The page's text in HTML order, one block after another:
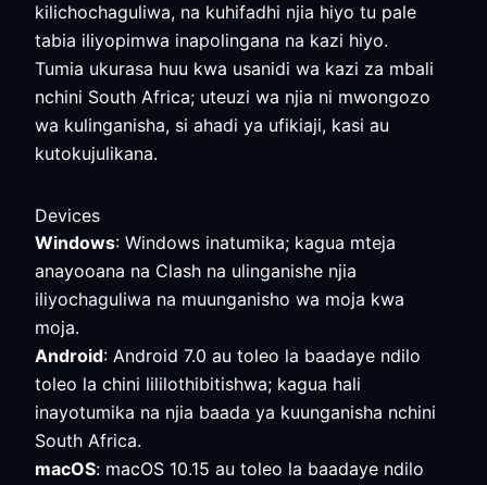
kilichochaguliwa, na kuhifadhi njia hiyo tu pale
tabia iliyopimwa inapolingana na kazi hiyo.
Tumia ukurasa huu kwa usanidi wa kazi za mbali
nchini South Africa; uteuzi wa njia ni mwongozo
wa kulinganisha, si ahadi ya ufikiaji, kasi au
kutokujulikana.
Devices
Windows: Windows inatumika; kagua mteja
anayooana na Clash na ulinganishe njia
iliyochaguliwa na muunganisho wa moja kwa
moja.
Android: Android 7.0 au toleo la baadaye ndilo
toleo la chini lililothibitishwa; kagua hali
inayotumika na njia baada ya kuunganisha nchini
South Africa.
macOS: macOS 10.15 au toleo la baadaye ndilo